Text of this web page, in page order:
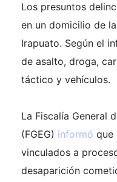
Los presuntos
en un domicilio de
Irapuato. Según el
de asalto, droga,
táctico y vehículos.
La Fiscalía General
(FGEG) informó que
vinculados a
desaparición